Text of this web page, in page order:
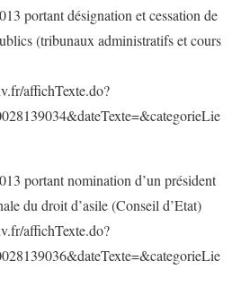
portant désignation et cessation de
(tribunaux administratifs et cours
affichTexte.do?
portant nomination d’un président
du droit d’asile (Conseil d’Etat)
affichTexte.do?